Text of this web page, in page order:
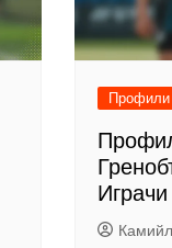
Профили
Играчи